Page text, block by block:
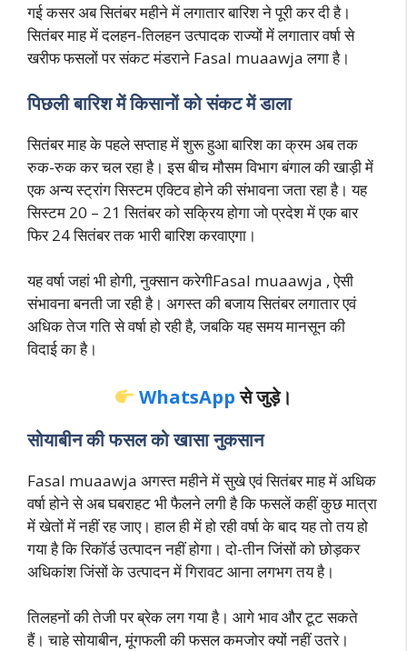
गई कसर अब सितंबर महीने में लगातार बारिश ने पूरी कर दी है।
सितंबर माह में दलहन-तिलहन उत्पादक राज्यों में लगातार वर्षा से
खरीफ फसलों पर संकट मंडराने Fasal muaawja लगा है।
पिछली बारिश में किसानों को संकट में डाला
सितंबर माह के पहले सप्ताह में शुरू हुआ बारिश का क्रम अब तक
रुक-रुक कर चल रहा है। इस बीच मौसम विभाग बंगाल की खाड़ी में
एक अन्य स्ट्रांग सिस्टम एक्टिव होने की संभावना जता रहा है। यह
सिस्टम 20 – 21 सितंबर को सक्रिय होगा जो प्रदेश में एक बार
फिर 24 सितंबर तक भारी बारिश करवाएगा।
यह वर्षा जहां भी होगी, नुक्सान करेगीFasal muaawja , ऐसी
संभावना बनती जा रही है। अगस्त की बजाय सितंबर लगातार एवं
अधिक तेज गति से वर्षा हो रही है, जबकि यह समय मानसून की
विदाई का है।
WhatsAppसे जुड़े।
सोयाबीन की फसल को खासा नुकसान
Fasal muaawja अगस्त महीने में सुखे एवं सितंबर माह में अधिक
वर्षा होने से अब घबराहट भी फैलने लगी है कि फसलें कहीं कुछ मात्रा
में खेतों में नहीं रह जाए। हाल ही में हो रही वर्षा के बाद यह तो तय हो
गया है कि रिकॉर्ड उत्पादन नहीं होगा। दो-तीन जिंसों को छोड़कर
अधिकांश जिंसों के उत्पादन में गिरावट आना लगभग तय है।
तिलहनों की तेजी पर ब्रेक लग गया है। आगे भाव और टूट सकते
हैं। चाहे सोयाबीन, मूंगफली की फसल कमजोर क्यों नहीं उतरे।